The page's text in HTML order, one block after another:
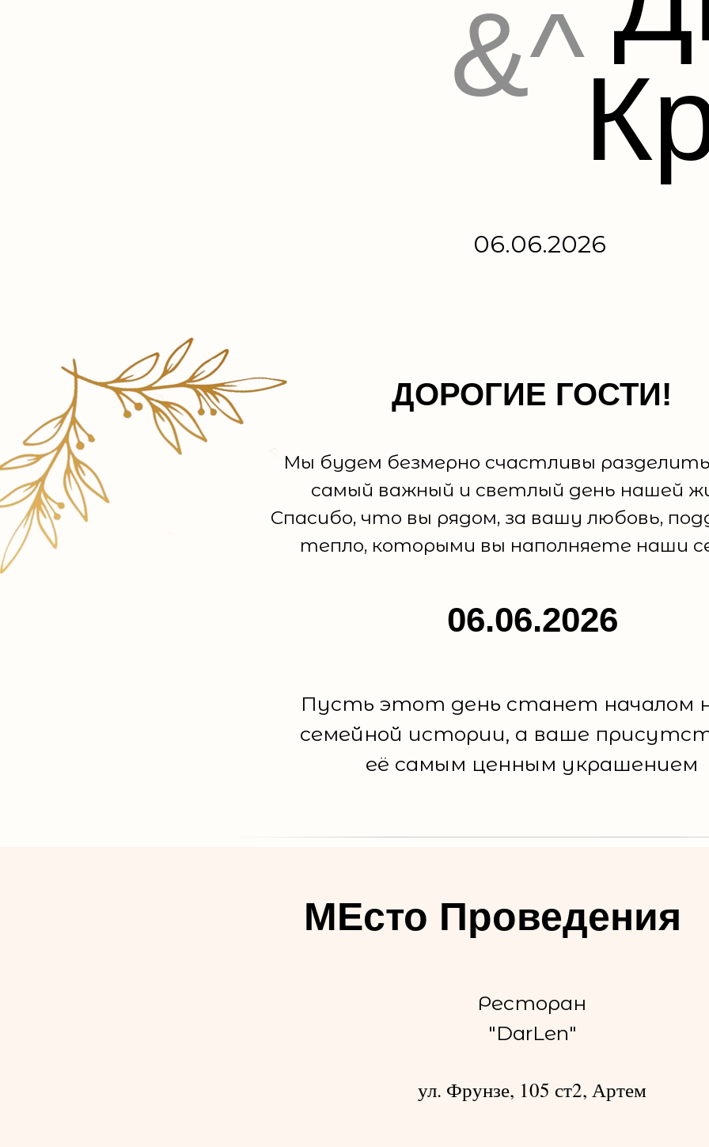
&^
06.06.2026
06.06.2026
ДОРОГИЕ ГОСТИ!
Пусть этот день станет началом
семейной истории, а ваше
её самым ценным украшением
Мы будем безмерно счастливы
самый важный и светлый день нашей
Спасибо, что вы рядом, за вашу любовь,
тепло, которыми вы наполняете наши
МЕсто Проведения
Ресторан
"DarLen"
ул. Фрунзе, 105 ст2, Артем